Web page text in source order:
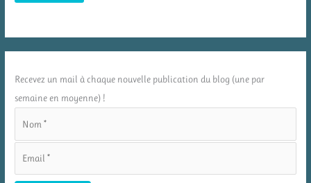
Recevez un mail à chaque nouvelle publication du blog (une par
semaine en moyenne) !